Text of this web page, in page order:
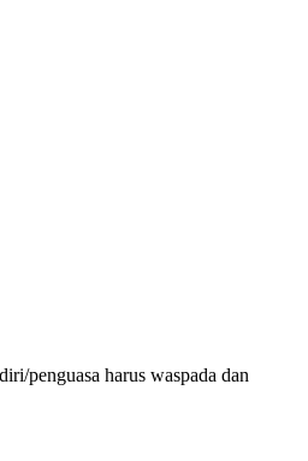
penguasa harus waspada dan